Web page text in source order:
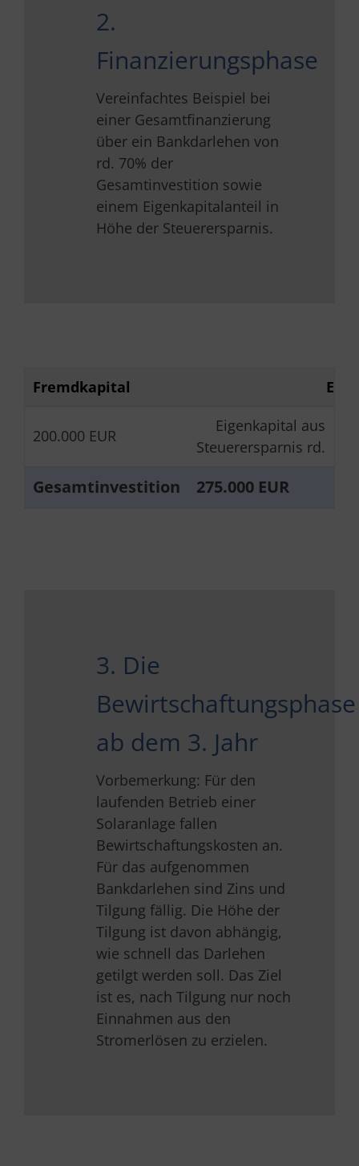
2.
Finanzierungsphase
Vereinfachtes Beispiel bei
einer Gesamtfinanzierung
über ein Bankdarlehen von
rd. 70% der
Gesamtinvestition sowie
einem Eigenkapitalanteil in
Höhe der Steuerersparnis.
Fremdkapital
200.000 EUR
Eigenkapital aus
Steuerersparnis rd.
Gesamtinvestition 275.000 EUR
3. Die
Bewirtschaftungsphase
ab dem 3. Jahr
Vorbemerkung: Für den
laufenden Betrieb einer
Solaranlage fallen
Bewirtschaftungskosten an.
Für das aufgenommen
Bankdarlehen sind Zins und
Tilgung fällig. Die Höhe der
Tilgung ist davon abhängig,
wie schnell das Darlehen
getilgt werden soll. Das Ziel
ist es, nach Tilgung nur noch
Einnahmen aus den
Stromerlösen zu erzielen.